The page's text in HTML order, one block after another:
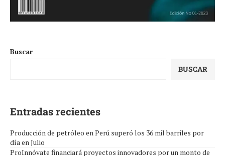
Buscar
BUSCAR
Entradas recientes
Producción de petróleo en Perú superó los 36 mil barriles por
día en Julio
ProInnóvate financiará proyectos innovadores por un monto de